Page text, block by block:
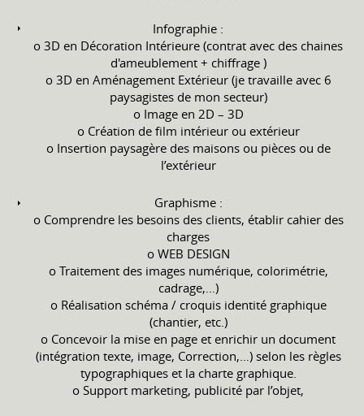
Infographie :
o 3D en Décoration Intérieure (contrat avec des chaines
d'ameublement + chiffrage )
o 3D en Aménagement Extérieur (je travaille avec 6
paysagistes de mon secteur)
o Image en 2D – 3D
o Création de film intérieur ou extérieur
o Insertion paysagère des maisons ou pièces ou de
l’extérieur
Graphisme :
o Comprendre les besoins des clients, établir cahier des
charges
o WEB DESIGN
o Traitement des images numérique, colorimétrie,
cadrage,…)
o Réalisation schéma / croquis identité graphique
(chantier, etc.)
o Concevoir la mise en page et enrichir un document
(intégration texte, image, Correction,…) selon les règles
typographiques et la charte graphique.
o Support marketing, publicité par l’objet,